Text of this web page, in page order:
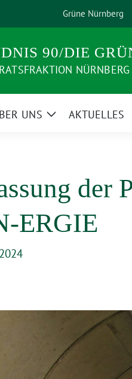
Grüne Nürnberg
90/DIE
NÜRNBERG
UNS
ZeigeAKTUELLES
der
ERGIE